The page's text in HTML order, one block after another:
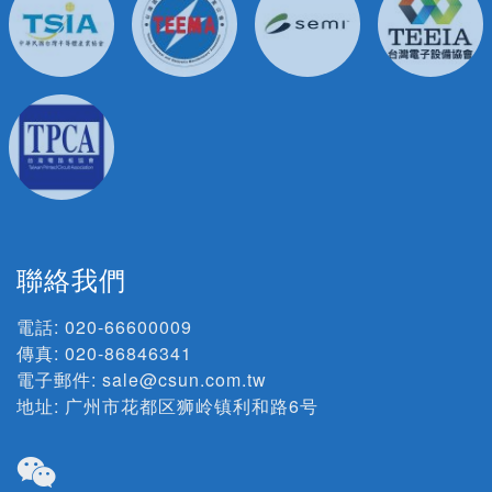
聯絡我們
電話: 020-66600009
傳真: 020-86846341
電子郵件: sale@csun.com.tw
地址: 广州市花都区狮岭镇利和路6号